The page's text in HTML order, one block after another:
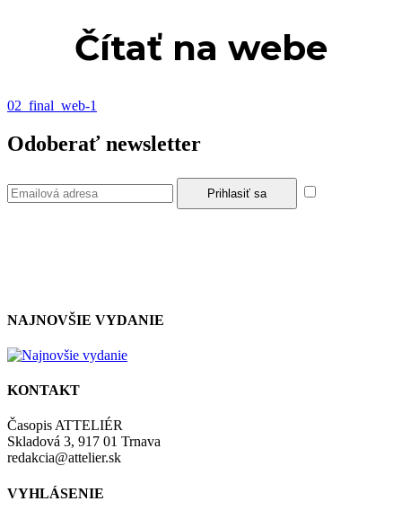
Čítať na webe
02_final_web-1
Odoberať newsletter
NAJNOVŠIE VYDANIE
KONTAKT
Časopis ATTELIÉR
Skladová 3, 917 01 Trnava
redakcia@attelier.sk
VYHLÁSENIE